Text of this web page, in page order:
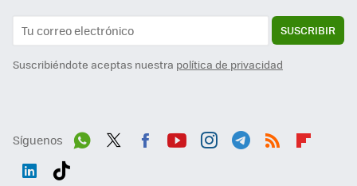
SUSCRIBIR
Suscribiéndote aceptas nuestra política de privacidad
Síguenos